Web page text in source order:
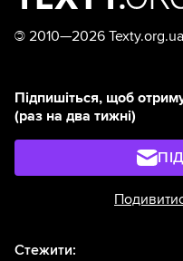
© 2010—2026 Texty.org.ua
Підпишіться, щоб
(раз на два тижні)
Стежити: